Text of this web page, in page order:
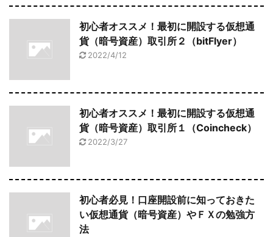
初心者オススメ！最初に開設する仮想通
貨（暗号資産）取引所２（bitFlyer）
2022/4/12
初心者オススメ！最初に開設する仮想通
貨（暗号資産）取引所１（Coincheck）
2022/3/27
初心者必見！口座開設前に知っておきた
い仮想通貨（暗号資産）やＦＸの勉強方
法